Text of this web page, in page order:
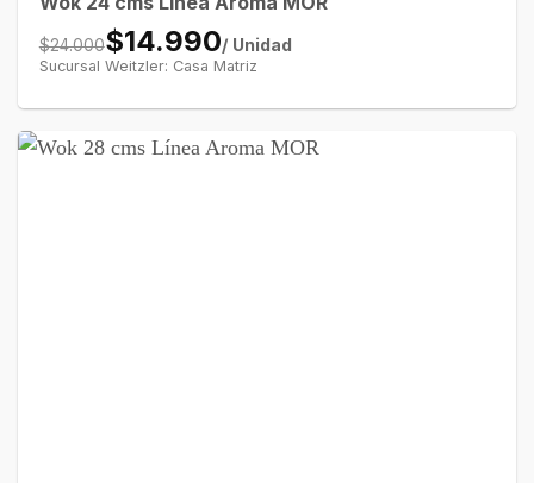
$24.000$14.990/ Unidad
Sucursal Weitzler: Casa Matriz